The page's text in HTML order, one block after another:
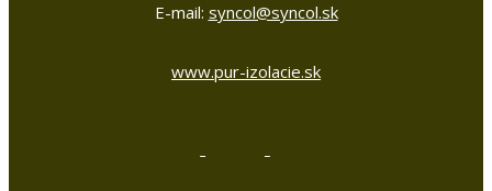
E-mail: syncol@syncol.sk
www.pur-izolacie.sk